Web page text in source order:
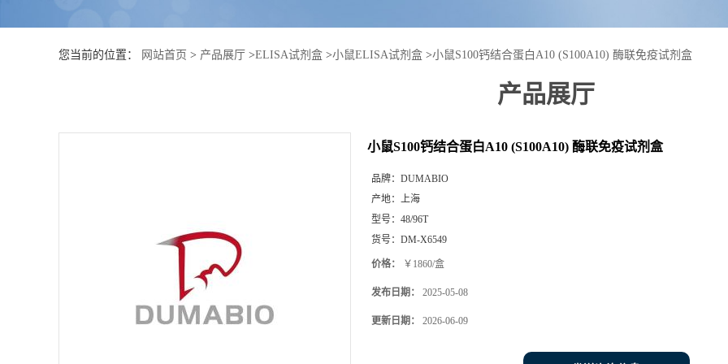
您当前的位置： 网站首页 > 产品展厅 >ELISA试剂盒 >小鼠ELISA试剂盒 >小鼠S100钙结合蛋白A10 (S100A10) 酶联免疫试剂盒
产品展厅
小鼠S100钙结合蛋白A10 (S100A10) 酶联免疫试剂盒
品牌： DUMABIO
产地：
上海
型号： 48/96T
货号： DM-X6549
价格： ￥1860/盒
发布日期： 2025-05-08
更新日期： 2026-06-09